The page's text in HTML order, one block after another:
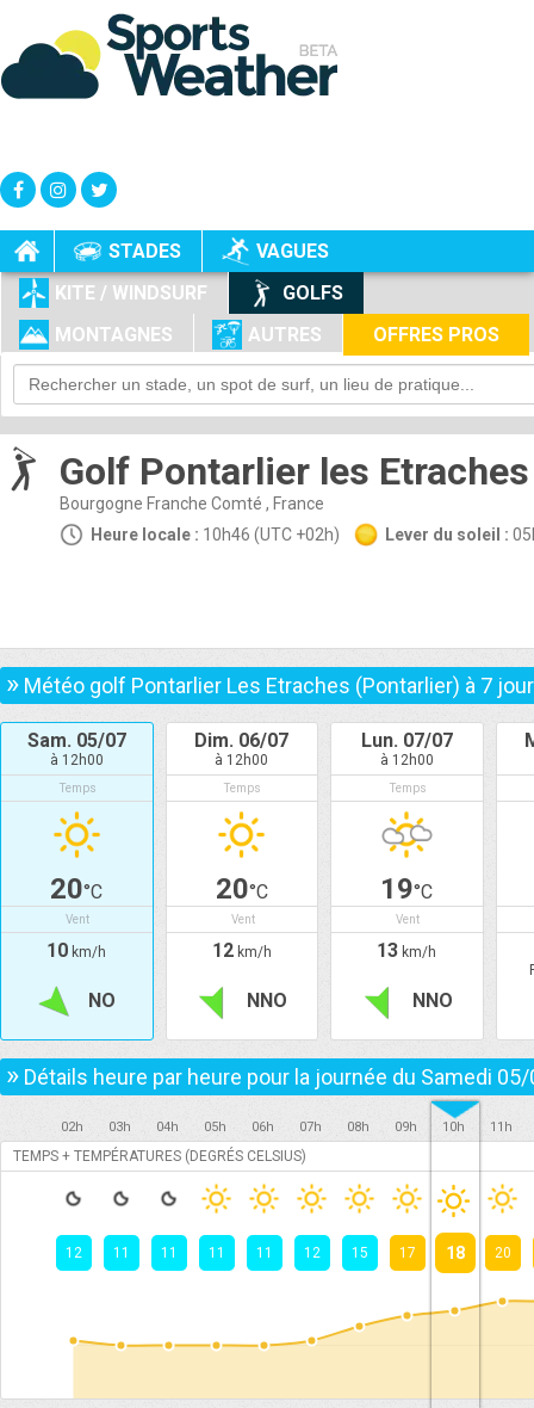
STADES
VAGUES
KITE / WINDSURF
GOLFS
MONTAGNES
AUTRES OFFRES PROS
+
-
Golf Pontarlier les
Bourgogne Franche Comté , France
Heure locale : 10h46 (UTC +02h) Lever du soleil :
» Météo golf Pontarlier Les Etraches (Pontarlier) à 7
Sam. 05/07
à 12h00
Temps
20°C
Vent
10 km/h
NO
Dim. 06/07
à 12h00
Temps
20°C
Vent
12km/h
NNO
Lun. 07/07
à 12h00
Temps
19°C
Vent
13 km/h
NNO
» Détails heure par heure pour la journée du Samedi 05/
02h 03h 04h 05h 06h 07h 08h 09h 10h 11h
TEMPS + TEMPÉRATURES (DEGRÉS CELSIUS)
12 11 11 11 11 12 15 17 18 20